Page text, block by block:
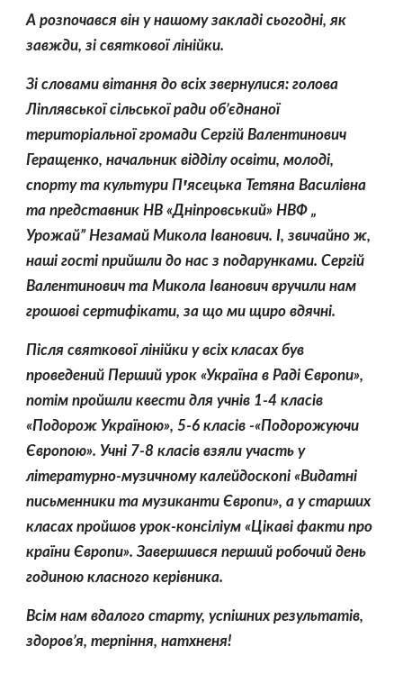
А розпочався він у нашому закладі сьогодні, як
завжди, зі святкової лінійки.
Зі словами вітання до всіх звернулися: голова
Ліплявської сільської ради об’єднаної
територіальної громади Сергій Валентинович
Геращенко, начальник відділу освіти, молоді,
спорту та культури Пꞌясецька Тетяна Василівна
та представник НВ «Дніпровський» НВФ „
Урожай” Незамай Микола Іванович. І, звичайно ж,
наші гості прийшли до нас з подарунками. Сергій
Валентинович та Микола Іванович вручили нам
грошові сертифікати, за що ми щиро вдячні.
Після святкової лінійки у всіх класах був
проведений Перший урок «Україна в Раді Європи»,
потім пройшли квести для учнів 1-4 класів
«Подорож Україною», 5-6 класів -«Подорожуючи
Європою». Учні 7-8 класів взяли участь у
літературно-музичному калейдоскопі «Видатні
письменники та музиканти Європи», а у старших
класах пройшов урок-консіліум «Цікаві факти про
країни Європи». Завершився перший робочий день
годиною класного керівника.
Всім нам вдалого старту, успішних результатів,
здоров’я, терпіння, натхненя!